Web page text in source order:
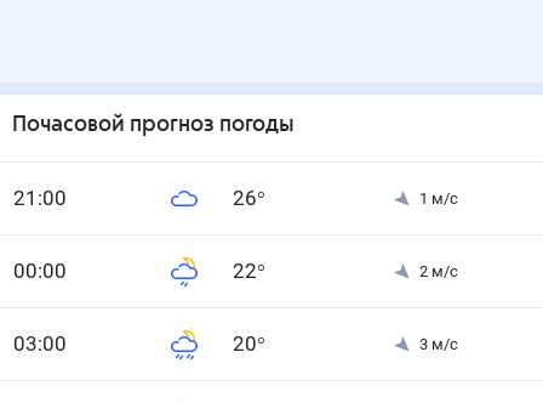
Почасовой прогноз погоды
21 :00 26° 1 м/с
00:00 22° 2 м/с
03:00 20° 3 м/с